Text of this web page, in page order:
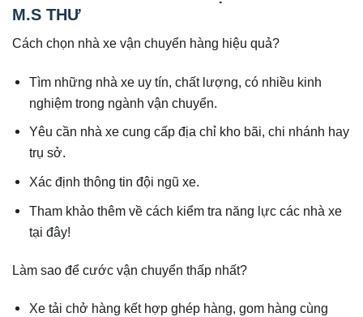
M.S THƯ
Cách chọn nhà xe vận chuyển hàng hiệu quả?
Tìm những nhà xe uy tín, chất lượng, có nhiều kinh
nghiệm trong ngành vận chuyển.
Yêu cần nhà xe cung cấp địa chỉ kho bãi, chi nhánh hay
trụ sở.
Xác định thông tin đội ngũ xe.
Tham khảo thêm về cách kiểm tra năng lực các nhà xe
tại đây!
Làm sao để cước vận chuyển thấp nhất?
Xe tải chở hàng kết hợp ghép hàng, gom hàng cùng